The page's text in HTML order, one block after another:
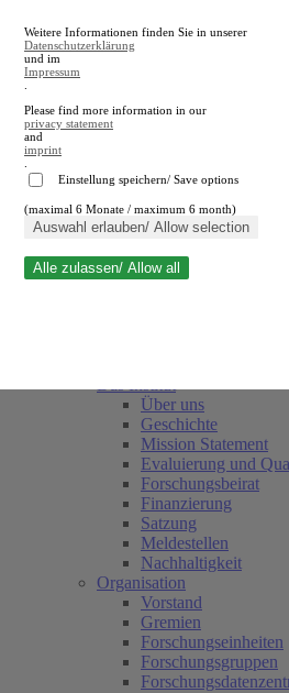
A
A
Suche schließen
Über uns
Geschichte
Mission Statement
Evaluierung und
Forschungsbeirat
Finanzierung
Satzung
Meldestellen
Nachhaltigkeit
Organisation
Vorstand
Gremien
Forschungseinheiten
Forschungsgruppen
Weitere Informationen finden Sie in unserer
Datenschutzerklärung
und im
Impressum
Please find more information in our
privacy statement
and
imprint
Einstellung speichern/ Save options
(maximal 6 Monate / maximum 6 month)
Auswahl erlauben/ Allow selection
Alle zulassen/ Allow all